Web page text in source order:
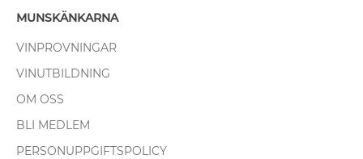
MUNSKÄNKARNA
VINPROVNINGAR
VINUTBILDNING
OM OSS
BLI MEDLEM
PERSONUPPGIFTSPOLICY